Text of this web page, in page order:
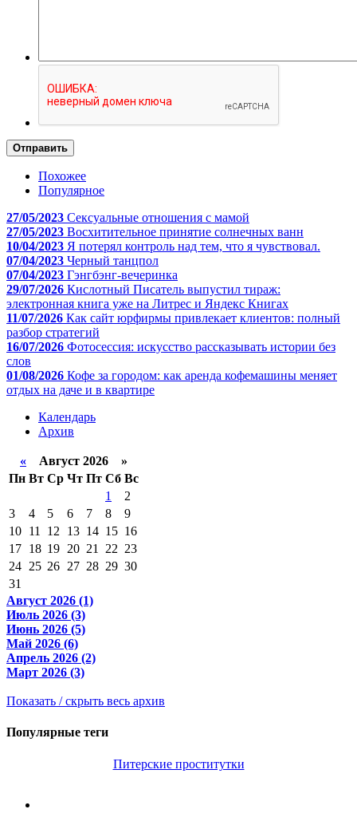
Отправить
Похожее
Популярное
27/05/2023 Сексуальные отношения с мамой
27/05/2023 Восхитительное принятие солнечных ванн
10/04/2023 Я потерял контроль над тем, что я чувствовал.
07/04/2023 Черный танцпол
07/04/2023 Гэнгбэнг-вечеринка
29/07/2026 Кислотный Писатель выпустил тираж:
электронная книга уже на Литрес и Яндекс Книгах
11/07/2026 Как сайт юрфирмы привлекает клиентов: полный
разбор стратегий
16/07/2026 Фотосессия: искусство рассказывать истории без
слов
01/08/2026 Кофе за городом: как аренда кофемашины меняет
отдых на даче и в квартире
Календарь
Архив
« Август 2026 »
Пн Вт Ср Чт Пт Сб Вс
1
2
3
4 5 6 7 8
9
10 11 12 13 14 15 16
17 18 19 20 21 22 23
24 25 26 27 28 29 30
31
Август 2026 (1)
Июль 2026 (3)
Июнь 2026 (5)
Май 2026 (6)
Апрель 2026 (2)
Март 2026 (3)
Показать / скрыть весь архив
Популярные теги
Питерские проститутки